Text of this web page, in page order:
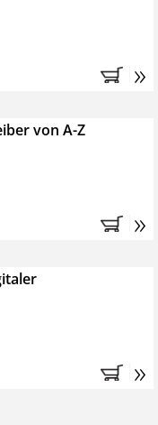
Profipaket im
der derzeitig
tun, das
entstehen keine
»
von A-Z
»
»